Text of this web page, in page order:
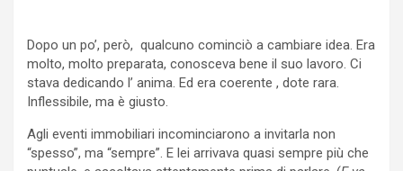
Dopo un po’, però, qualcuno cominciò a cambiare idea. Era
molto, molto preparata, conosceva bene il suo lavoro. Ci
stava dedicando l’ anima. Ed era coerente , dote rara.
Inflessibile, ma è giusto.
Agli eventi immobiliari incominciarono a invitarla non
“spesso”, ma “sempre”. E lei arrivava quasi sempre più che